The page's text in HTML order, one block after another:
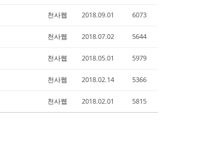
천사웹 2018.09.01 6073
천사웹 2018.07.02 5644
천사웹 2018.05.01 5979
천사웹 2018.02.14 5366
천사웹 2018.02.01 5815